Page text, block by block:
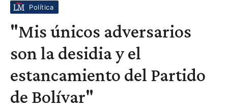
Política
"Mis únicos adversarios
son la desidia y el
estancamiento del Partido
de Bolívar"